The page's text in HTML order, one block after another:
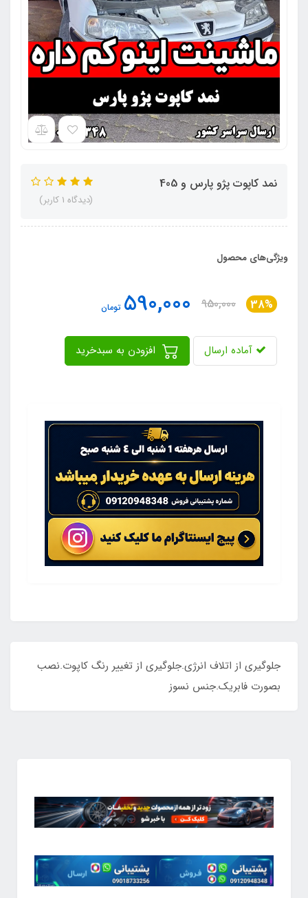
نمد کاپوت پژو پارس و 405
(دیدگاه 1 کاربر)
ویژگی‌های محصول
38%
950,000
590,000 تومان
آماده ارسال
جلوگیری از اتلاف انرژی.جلوگیری از تغییر رنگ کاپوت.نصب
بصورت فابریک.جنس نسوز